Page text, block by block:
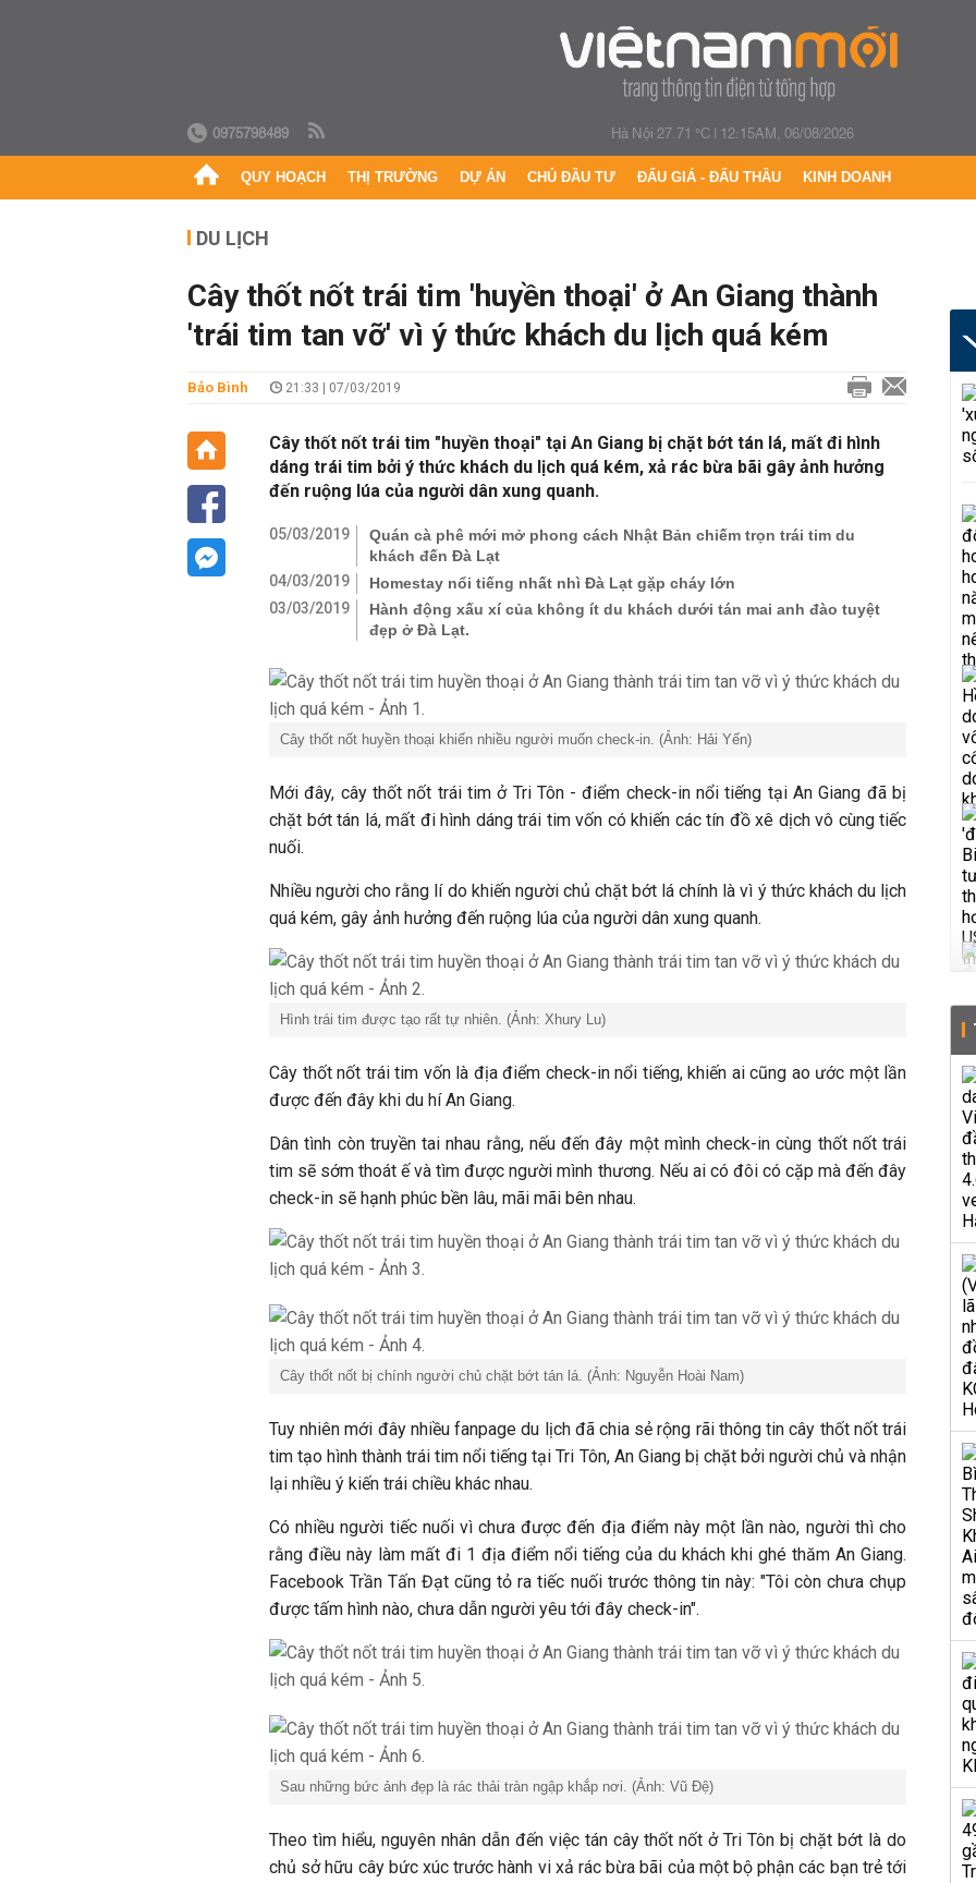
0975798489 Hà Nội 27.71 °C| 12:15AM, 06/08/2026
QUY HOẠCH THỊ TRƯỜNG DỰ ÁN CHỦ ĐẦU TƯ ĐẤU GIÁ - ĐẤU THẦU KINH DOANH
DU LỊCH
Cây thốt nốt trái tim 'huyền thoại' ở An Giang thành
'trái tim tan vỡ' vì ý thức khách du lịch quá kém
Bảo Bình 21:33 | 07/03/2019
Cây thốt nốt trái tim "huyền thoại" tại An Giang bị chặt bớt tán lá, mất đi hình
dáng trái tim bởi ý thức khách du lịch quá kém, xả rác bừa bãi gây ảnh hưởng
đến ruộng lúa của người dân xung quanh.
05/03/2019
Quán cà phê mới mở phong cách Nhật Bản chiếm trọn trái tim du
khách đến Đà Lạt
04/03/2019
Homestay nổi tiếng nhất nhì Đà Lạt gặp cháy lớn
03/03/2019
Hành động xấu xí của không ít du khách dưới tán mai anh đào tuyệt
đẹp ở Đà Lạt.
Cây thốt nốt huyền thoại khiến nhiều người muốn check-in. (Ảnh: Hải Yến)
Mới đây, cây thốt nốt trái tim ở Tri Tôn - điểm check-in nổi tiếng tại An Giang đã bị
chặt bớt tán lá, mất đi hình dáng trái tim vốn có khiến các tín đồ xê dịch vô cùng tiếc
nuối.
Nhiều người cho rằng lí do khiến người chủ chặt bớt lá chính là vì ý thức khách du lịch
quá kém, gây ảnh hưởng đến ruộng lúa của người dân xung quanh.
Hình trái tim được tạo rất tự nhiên. (Ảnh: Xhury Lu)
Cây thốt nốt trái tim vốn là địa điểm check-in nổi tiếng, khiến ai cũng ao ước một lần
được đến đây khi du hí An Giang.
Dân tình còn truyền tai nhau rằng, nếu đến đây một mình check-in cùng thốt nốt trái
tim sẽ sớm thoát ế và tìm được người mình thương. Nếu ai có đôi có cặp mà đến đây
check-in sẽ hạnh phúc bền lâu, mãi mãi bên nhau.
Cây thốt nốt bị chính người chủ chặt bớt tán lá. (Ảnh: Nguyễn Hoài Nam)
Tuy nhiên mới đây nhiều fanpage du lịch đã chia sẻ rộng rãi thông tin cây thốt nốt trái
tim tạo hình thành trái tim nổi tiếng tại Tri Tôn, An Giang bị chặt bởi người chủ và nhận
lại nhiều ý kiến trái chiều khác nhau.
Có nhiều người tiếc nuối vì chưa được đến địa điểm này một lần nào, người thì cho
rằng điều này làm mất đi 1 địa điểm nổi tiếng của du khách khi ghé thăm An Giang.
Facebook Trần Tấn Đạt cũng tỏ ra tiếc nuối trước thông tin này: "Tôi còn chưa chụp
được tấm hình nào, chưa dẫn người yêu tới đây check-in".
Sau những bức ảnh đẹp là rác thải tràn ngập khắp nơi. (Ảnh: Vũ Đệ)
Theo tìm hiểu, nguyên nhân dẫn đến việc tán cây thốt nốt ở Tri Tôn bị chặt bớt là do
chủ sở hữu cây bức xúc trước hành vi xả rác bừa bãi của một bộ phận các bạn trẻ tới